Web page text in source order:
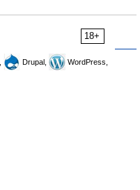
18+
Drupal,
WordPress,